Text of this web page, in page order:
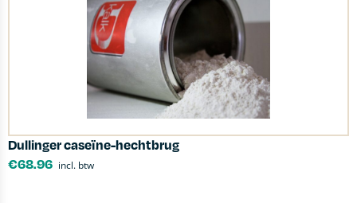
Dullinger caseïne-hechtbrug
€68.96 incl. btw